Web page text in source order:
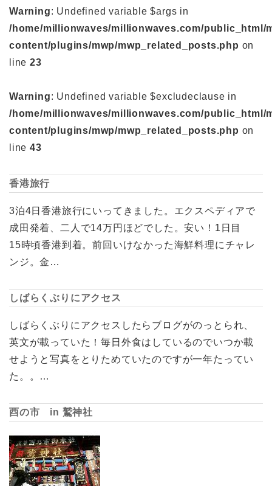
Warning: Undefined variable $args in
/home/millionwaves/millionwaves.com/public_html/
content/plugins/mwp/mwp_related_posts.php on
line 23
Warning: Undefined variable $excludeclause in
/home/millionwaves/millionwaves.com/public_html/
content/plugins/mwp/mwp_related_posts.php on
line 43
香港旅行
3泊4日香港旅行にいってきました。エクスペディアで
成田発着、二人で14万円ほどでした。安い！1日目
15時頃香港到着。前回いけなかった海鮮料理にチャレ
ンジ。金…
しばらくぶりにアクセス
しばらくぶりにアクセスしたらブログがのっとられ、
英文が載っていた！毎日外食はしているのでいつか載
せようと写真をとりためていたのですが一年たってい
た。。…
酉の市 in 鷲神社